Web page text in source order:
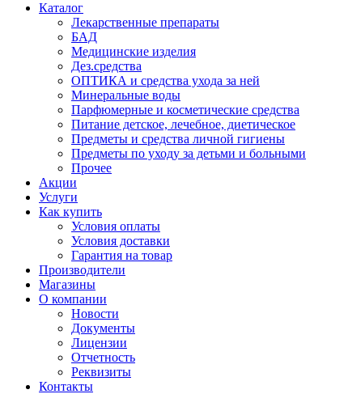
Каталог
Лекарственные препараты
БАД
Медицинские изделия
Дез.средства
ОПТИКА и средства ухода за ней
Минеральные воды
Парфюмерные и косметические средства
Питание детское, лечебное, диетическое
Предметы и средства личной гигиены
Предметы по уходу за детьми и больными
Прочее
Акции
Услуги
Как купить
Условия оплаты
Условия доставки
Гарантия на товар
Производители
Магазины
О компании
Новости
Документы
Лицензии
Отчетность
Реквизиты
Контакты